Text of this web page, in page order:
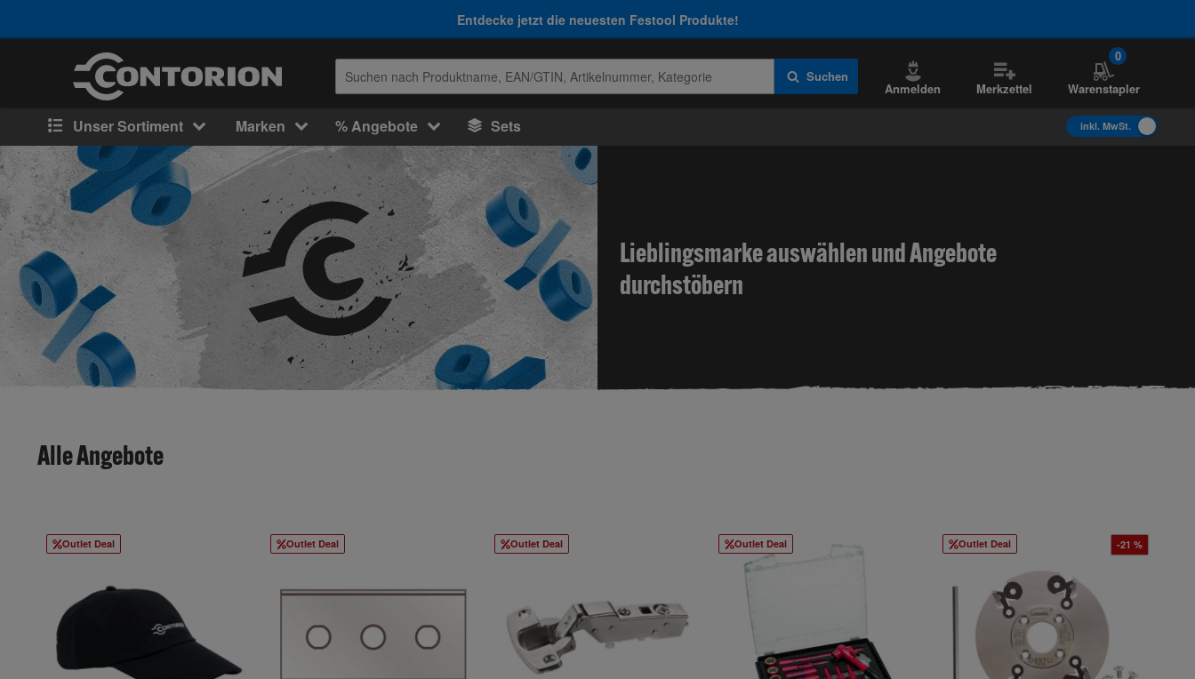
Entdecke jetzt die neuesten Festool Produkte!
Suchen
Anmelden Merkzettel
0
Warenstapler
Unser Sortiment Marken % Angebote Sets inkl. MwSt.
Lieblingsmarke auswählen und Angebote
durchstöbern
Alle Angebote
Outlet Deal Outlet Deal Outlet Deal Outlet Deal Outlet Deal -21 %